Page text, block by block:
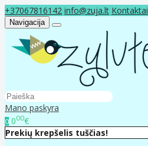
+37067816142 info@zuja.lt Kontaktai
Navigacija
Mano paskyra
0 000€
Prekių krepšelis tuščias!